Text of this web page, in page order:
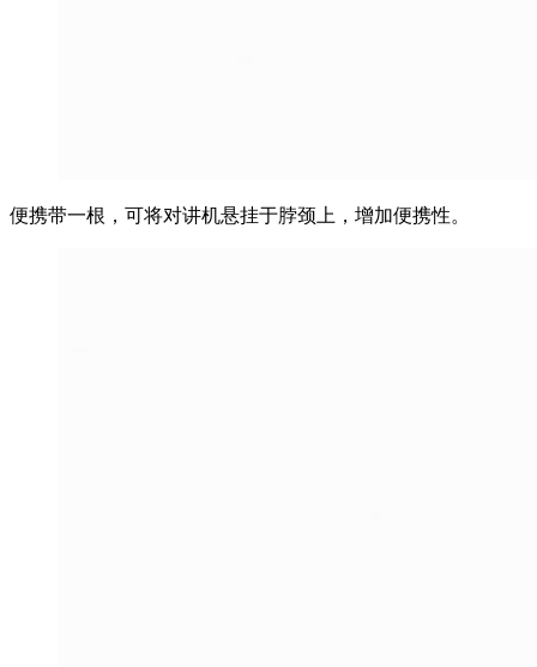
便携带一根，可将对讲机悬挂于脖颈上，增加便携性。